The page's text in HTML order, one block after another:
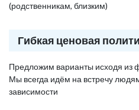
(родственникам, близким)
Гибкая ценовая
Предложим варианты исходя из
Мы всегда идём на встречу
зависимости